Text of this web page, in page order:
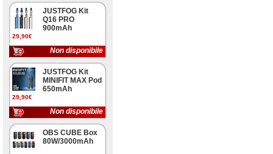
29,90€
JUSTFOG Kit
Q16 PRO
900mAh
Non disponibile
29,90€
JUSTFOG Kit
MINIFIT MAX Pod
650mAh
Non disponibile
OBS CUBE Box
80W/3000mAh